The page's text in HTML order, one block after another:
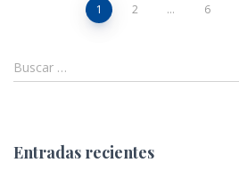
Navegación
de
1 2 … 6
B
u
r
Buscar …
Entradas recientes